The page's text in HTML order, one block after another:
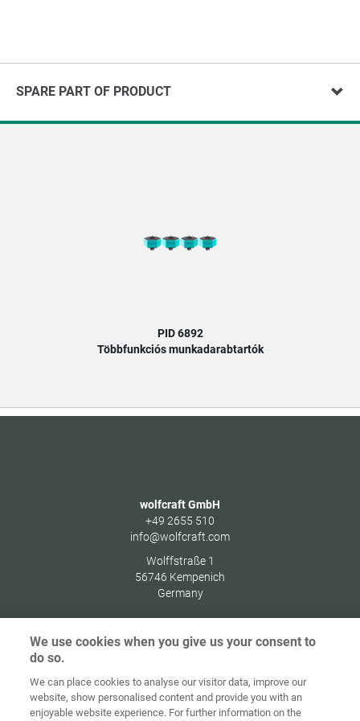
SPARE PART OF PRODUCT
PID 6892
Többfunkciós munkadarabtartók
wolfcraft GmbH
+49 2655 510
info@wolfcraft.com
Wolffstraße 1
56746 Kempenich
Germany
Indítóképernyő Kapcsolat Impresszum
Általános
We use cookies when you give us your consent to
do so.
We can place cookies to analyse our visitor data, improve our
website, show personalised content and provide you with an
enjoyable website experience. For further information on the